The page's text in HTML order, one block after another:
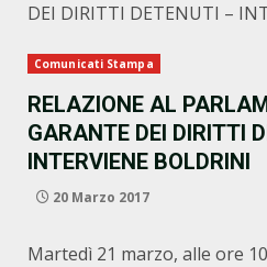
DEI DIRITTI DETENUTI –
Comunicati Stampa
RELAZIONE AL
GARANTE DEI DIRITTI
INTERVIENE BOLDRINI
20 Marzo 2017
Martedì 21 marzo, alle ore